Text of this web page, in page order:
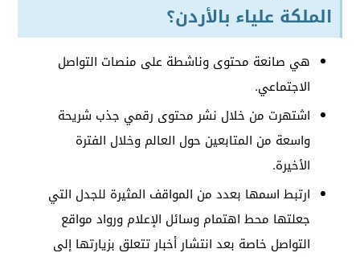
الملكة علياء بالأردن؟
هي صانعة محتوى وناشطة على منصات التواصل
الاجتماعي.
اشتهرت من خلال نشر محتوى رقمي جذب شريحة
واسعة من المتابعين حول العالم وخلال الفترة
الأخيرة.
ارتبط اسمها بعدد من المواقف المثيرة للجدل التي
جعلتها محط اهتمام وسائل الإعلام ورواد مواقع
التواصل خاصة بعد انتشار أخبارتتعلق بزيارتها إلى